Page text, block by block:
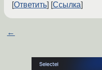
Ответить Ссылка
←